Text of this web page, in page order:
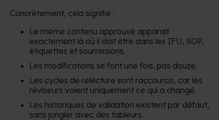
Concrètement, cela signifie :
Le même contenu approuvé apparaît
exactement là où il doit être dans les IFU, SOP,
étiquettes et soumissions.
Les modifications se font une fois, pas douze.
Les cycles de relecture sont raccourcis, car les
réviseurs voient uniquement ce qui a changé.
Les historiques de validation existent par défaut,
sans jongler avec des tableurs.